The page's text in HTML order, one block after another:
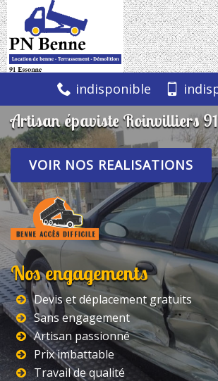
indisponible
Artisan épaviste Roinvilliers
VOIR NOS REALISATIONS
Nos engagements
Devis et déplacement gratuits
Sans engagement
Artisan passionné
Prix imbattable
Travail de qualité